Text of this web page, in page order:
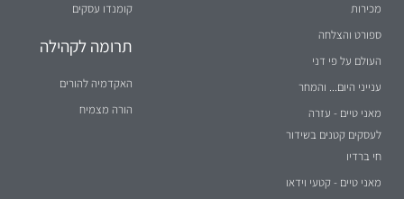
מכירות
ספורט והצלחה
העולם על פי דני
ענייני היום... והמחר
מאני טיים - עזרה
לעסקים קטנים בשידור
חי ברדיו
מאני טיים - קטעי וידאו
קומנדו עסקים
תרומה לקהילה
האקדמיה להורים
הורה מצמיח